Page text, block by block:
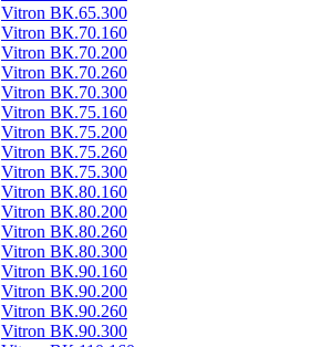
Vitron ВК.65.300
Vitron ВК.70.160
Vitron ВК.70.200
Vitron ВК.70.260
Vitron ВК.70.300
Vitron ВК.75.160
Vitron ВК.75.200
Vitron ВК.75.260
Vitron ВК.75.300
Vitron ВК.80.160
Vitron ВК.80.200
Vitron ВК.80.260
Vitron ВК.80.300
Vitron ВК.90.160
Vitron ВК.90.200
Vitron ВК.90.260
Vitron ВК.90.300